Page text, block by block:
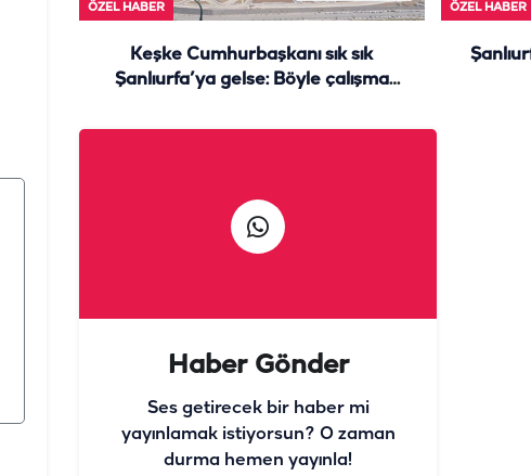
ÖZEL HABER
Keşke Cumhurbaşkanı sık sık
Şanlıurfa’ya gelse: Böyle çalışma
ÖZEL HABER
Haber Gönder
Ses getirecek bir haber mi
yayınlamak istiyorsun? O zaman
durma hemen yayınla!